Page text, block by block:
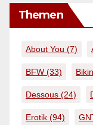
Themen
About You (7)
BFW (33)
Dessous (24)
Erotik (94)